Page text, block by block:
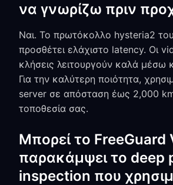
να γνωρίζω πριν
Ναι. Το πρωτόκολλο hysteria2
προσθέτει ελάχιστο latency. Οι
κλήσεις λειτουργούν καλά μέσω
Για την καλύτερη ποιότητα,
server σε απόσταση έως 2,000
τοποθεσία σας.
Μπορεί το FreeGuard
παρακάμψει το deep
inspection που